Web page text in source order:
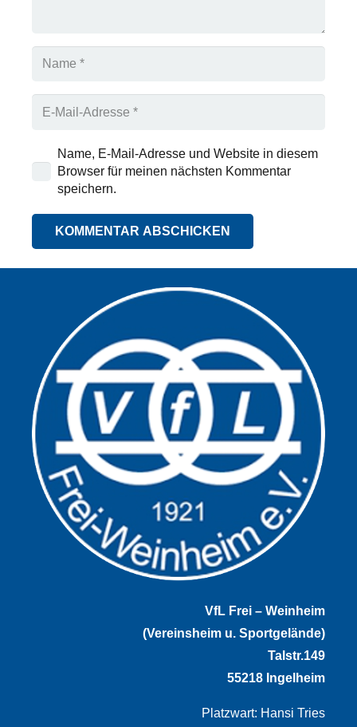
Name, E-Mail-Adresse und Website in diesem
Browser für meinen nächsten Kommentar
speichern.
KOMMENTAR ABSCHICKEN
VfL Frei – Weinheim
(Vereinsheim u. Sportgelände)
Talstr.149
55218 Ingelheim
Platzwart: Hansi Tries